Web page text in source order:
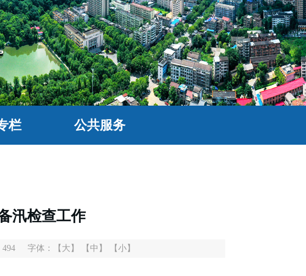
栏 公共服务
汛检查工作
494 字体： 【大】 【中】 【小】